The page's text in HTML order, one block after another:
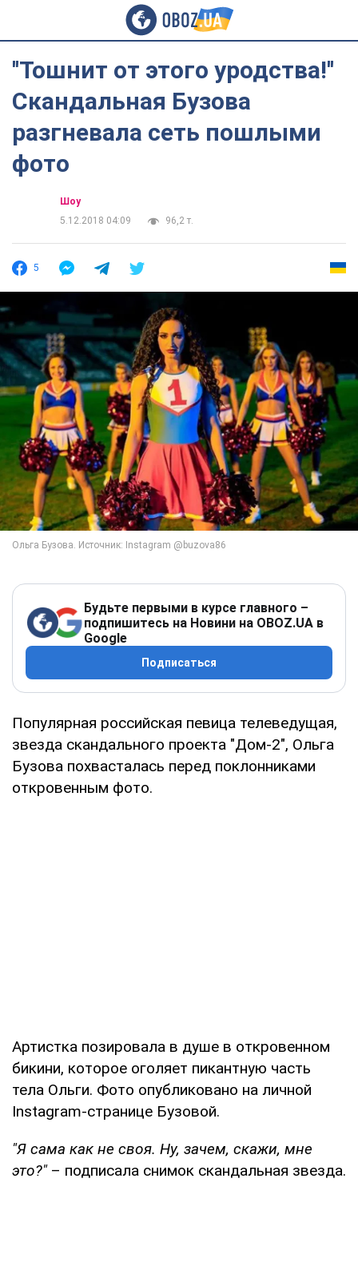
''Тошнит от этого уродства!''
Скандальная Бузова
разгневала сеть пошлыми
фото
Шоу
5.12.2018 04:09
96,2 т.
5
Будьте первыми в курсе главного –
подпишитесь на Новини на OBOZ.UA в
Google
Подписаться
Популярная российская певица телеведущая,
звезда скандального проекта "Дом-2", Ольга
Бузова похвасталась перед поклонниками
откровенным фото.
Артистка позировала в душе в откровенном
бикини, которое оголяет пикантную часть
тела Ольги. Фото опубликовано на личной
Instagram-странице Бузовой.
"Я сама как не своя. Ну, зачем, скажи, мне
это?"– подписала снимок скандальная звезда.